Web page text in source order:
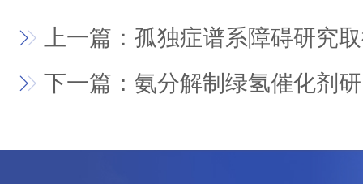
上一篇：孤独症谱系障碍研究
下一篇：氨分解制绿氢催化剂